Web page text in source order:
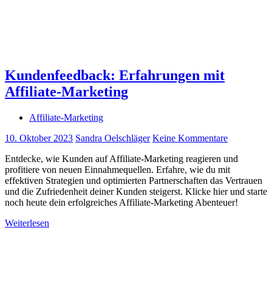
Kundenfeedback: Erfahrungen mit
Affiliate-Marketing
Affiliate-Marketing
10. Oktober 2023 Sandra Oelschläger Keine Kommentare
Entdecke, wie Kunden auf Affiliate-Marketing reagieren und
profitiere von neuen Einnahmequellen. Erfahre, wie du mit
effektiven Strategien und optimierten Partnerschaften das Vertrauen
und die Zufriedenheit deiner Kunden steigerst. Klicke hier und starte
noch heute dein erfolgreiches Affiliate-Marketing Abenteuer!
Weiterlesen